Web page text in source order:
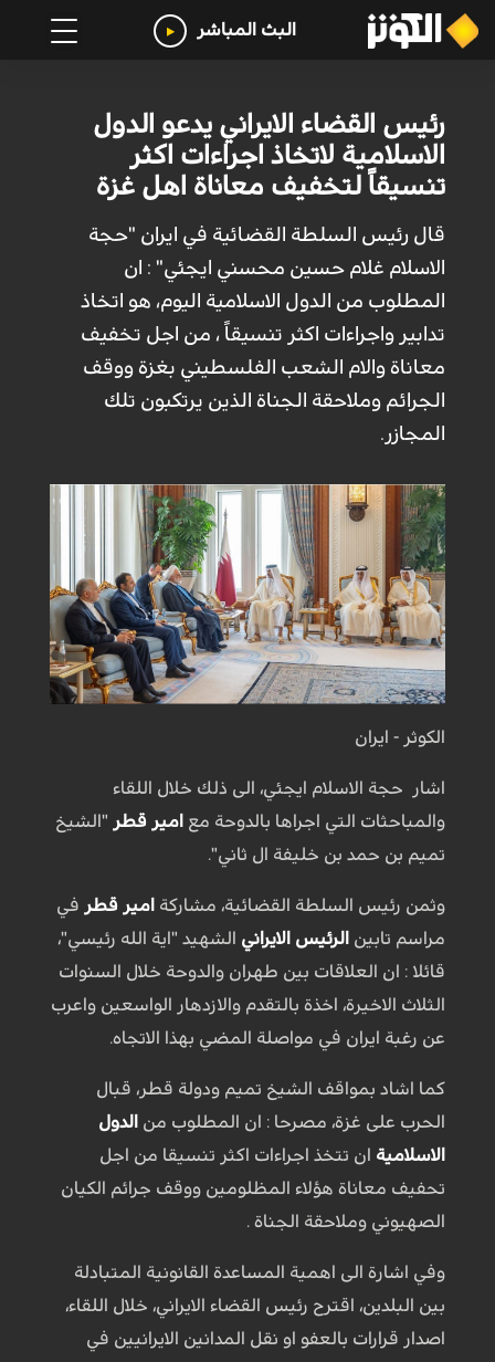
البث المباشر
رئيس القضاء الايراني يدعو الدول
الاسلامية لاتخاذ اجراءات اكثر
تنسيقاً لتخفيف معاناة اهل غزة
قال رئيس السلطة القضائية في ايران "حجة
الاسلام غلام حسين محسني ايجئي" : ان
المطلوب من الدول الاسلامية اليوم، هو اتخاذ
تدابير واجراءات اكثر تنسيقاً ، من اجل تخفيف
معاناة والام الشعب الفلسطيني بغزة ووقف
الجرائم وملاحقة الجناة الذين يرتكبون تلك
المجازر.
الكوثر - ايران
اشار حجة الاسلام ايجئي، الى ذلك خلال اللقاء
والمباحثات التي اجراها بالدوحة مع امير قطر "الشيخ
تميم بن حمد بن خليفة ال ثاني".
وثمن رئيس السلطة القضائية، مشاركة امير قطر في
مراسم تابين الرئيس الايراني الشهيد "اية الله رئيسي"،
قائلا : ان العلاقات بين طهران والدوحة خلال السنوات
الثلاث الاخيرة، اخذة بالتقدم والازدهار الواسعين واعرب
عن رغبة ايران في مواصلة المضي بهذا الاتجاه.
كما اشاد بمواقف الشيخ تميم ودولة قطر، قبال
الحرب على غزة، مصرحا : ان المطلوب من الدول
الاسلامية ان تتخذ اجراءات اكثر تنسيقا من اجل
تحفيف معاناة هؤلاء المظلومين ووقف جرائم الكيان
الصهيوني وملاحقة الجناة .
وفي اشارة الى اهمية المساعدة القانونية المتبادلة
بين البلدين، اقترح رئيس القضاء الايراني، خلال اللقاء،
اصدار قرارات بالعفو او نقل المدانين الايرانيين في